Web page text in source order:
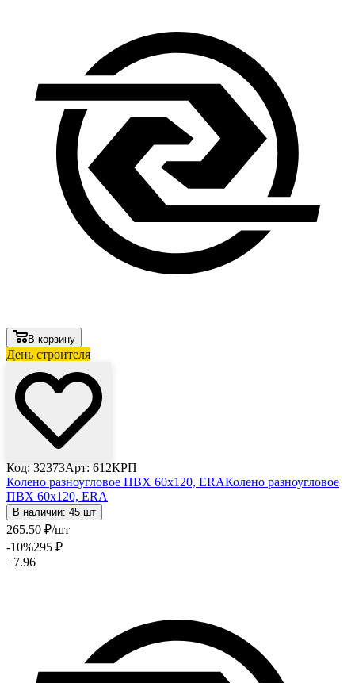
В корзину
День строителя
Код: 32373Арт: 612КРП
Колено разноугловое ПВХ 60х120, ERAКолено разноугловое
ПВХ 60х120, ERA
В наличии: 45 шт
265.50 ₽/шт
-10%295 ₽
+7.96